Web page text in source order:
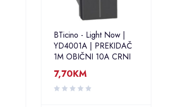
BTicino - Light Now |
YD4001A | PREKIDAČ
1M OBIČNI 10A CRNI
7,70KM